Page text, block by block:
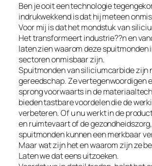
Ben je ooit een technologie
indrukwekkend is dat hij meteen
Voor mij is dat het mondstuk van
Het transformeert industrie??n en
laten zien waarom deze spuitmonden
sectoren onmisbaar zijn.
Spuitmonden van siliciumcarbide zijn
gereedschap. Ze vertegenwoordigen
sprong voorwaarts in de
bieden tastbare voordelen die de
verbeteren. Of u nu werkt in de
en ruimtevaart of de
spuitmonden kunnen een merkbaar
Maar wat zijn het en waarom zijn ze
Laten we dat eens uitzoeken.